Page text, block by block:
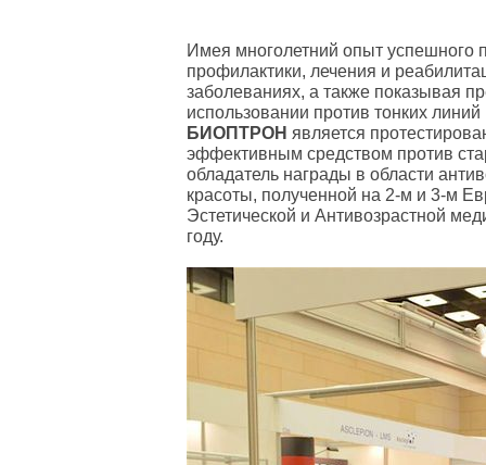
Имея многолетний опыт успешного
профилактики, лечения и
заболеваниях, а также показывая
использовании против тонких
БИОПТРОН является
эффективным средством против
обладатель награды в области
красоты, полученной на 2-м и 3-м
Эстетической и Антивозрастной
году.